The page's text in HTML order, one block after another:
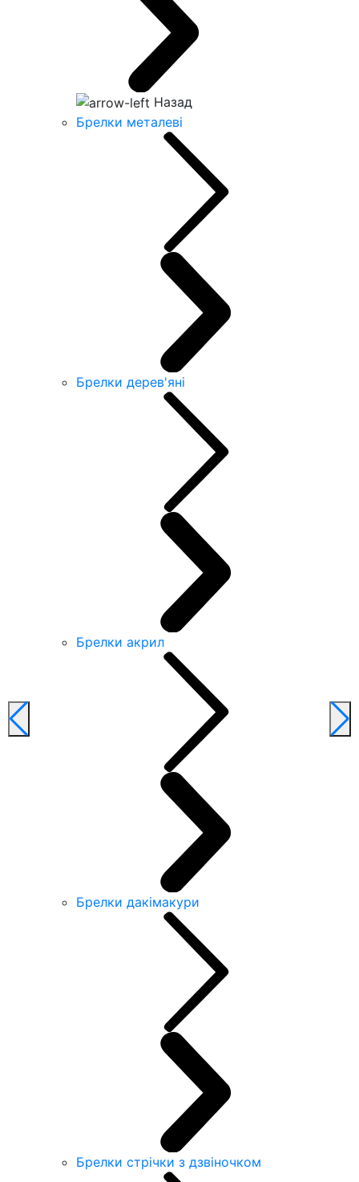
Назад
Брелки металеві
Брелки дерев'яні
Брелки акрил
Брелки дакімакури
Брелки стрічки з дзвіночком